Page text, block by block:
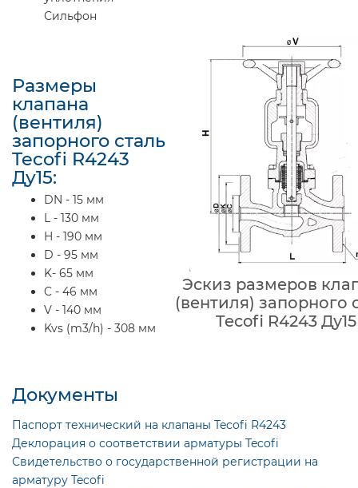
Сильфон
Размеры
клапана
(вентиля)
запорного сталь
Tecofi R4243
Ду15:
DN - 15 мм
L - 130 мм
H - 190 мм
D - 95 мм
K- 65 мм
C - 46 мм
V - 140 мм
Kvs (m3/h) - 308 мм
Эскиз размеров
(вентиля) запорного
Tecofi R4243 Ду15
Документы
Паспорт технический на клапаны Tecofi R4243
Деклорация о соответствии арматуры Tecofi
Свидетельство о государственной регистрации на
арматуру Tecofi